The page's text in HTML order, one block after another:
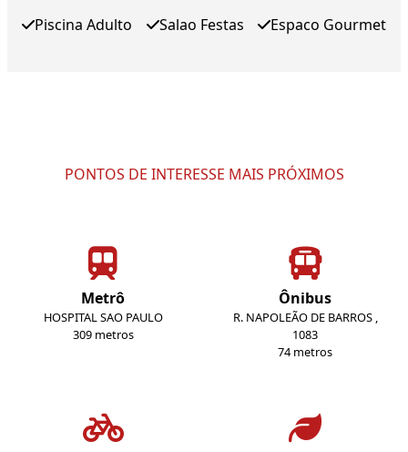
Piscina Adulto Salao Festas Espaco Gourmet
PONTOS DE INTERESSE MAIS PRÓXIMOS
Metrô
HOSPITAL SAO PAULO
309 metros
Ônibus
R. NAPOLEÃO DE BARROS ,
1083
74 metros